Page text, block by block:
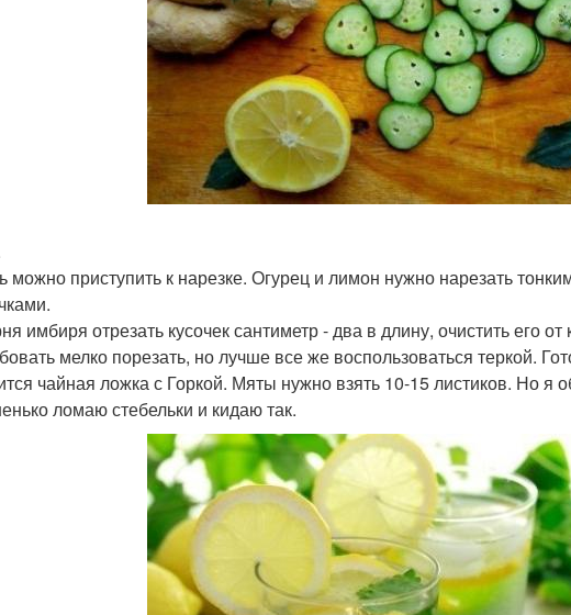
можно приступить к нарезке. Огурец и лимон нужно нарезать
имбиря отрезать кусочек сантиметр - два в длину, очистить его
мелко порезать, но лучше все же воспользоваться теркой.
чайная ложка с Горкой. Мяты нужно взять 10-15 листиков. Но я
ломаю стебельки и кидаю так.